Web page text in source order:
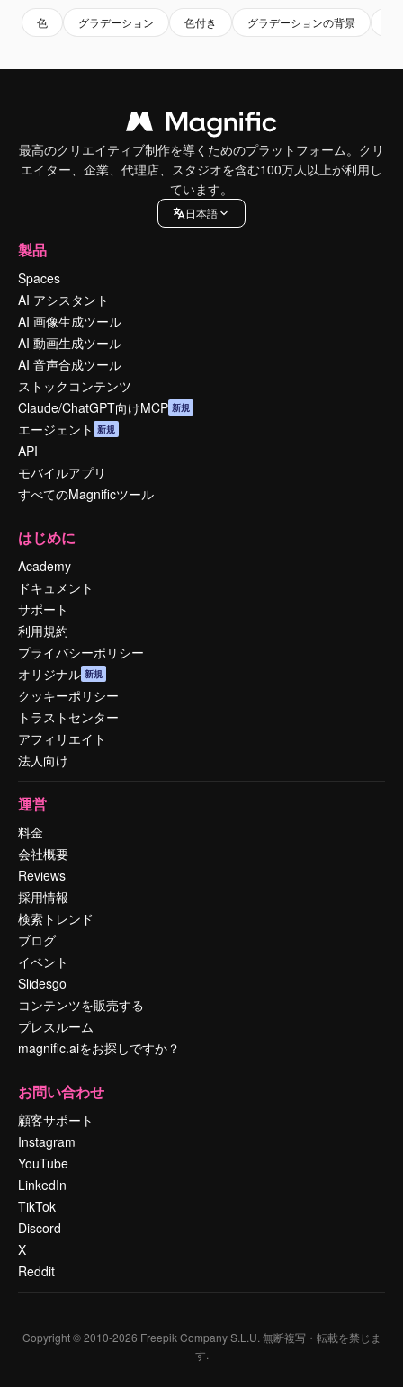
色 グラデーション 色付き グラデーションの背景
最高のクリエイティブ制作を導くためのプラットフォーム。クリ
エイター、企業、代理店、スタジオを含む100万人以上が利用し
ています。
日本語
製品
Spaces
AI アシスタント
AI 画像生成ツール
AI 動画生成ツール
AI 音声合成ツール
ストックコンテンツ
Claude/ChatGPT向けMCP 新規
エージェント 新規
API
モバイルアプリ
すべてのMagnificツール
はじめに
Academy
ドキュメント
サポート
利用規約
プライバシーポリシー
オリジナル 新規
クッキーポリシー
トラストセンター
アフィリエイト
法人向け
運営
料金
会社概要
Reviews
採用情報
検索トレンド
ブログ
イベント
Slidesgo
コンテンツを販売する
プレスルーム
magnific.aiをお探しですか？
お問い合わせ
顧客サポート
Instagram
YouTube
LinkedIn
TikTok
Discord
X
Reddit
Copyright © 2010-2026 Freepik Company S.L.U. 無断複写・転載を禁じま
す.